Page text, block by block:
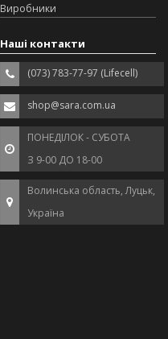
Виробники
Наші контакти
(073) 783-77-97 (Lifecell)
shop@sara.com.ua
ПОНЕДІЛОК - СУБОТА
З 9-00 ДО 18-00
Волинська область, Луцьк,
Україна